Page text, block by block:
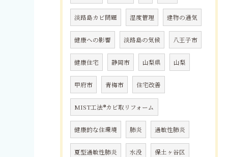
淡路島カビ問題 湿度管理 建物の通気
健康への影響 淡路島の気候 八王子市
健康住宅 静岡市 山梨県 山梨
甲府市 青梅市 住宅改善
MIST工法®カビ取リフォーム
健康的な住環境 肺炎 過敏性肺炎
夏型過敏性肺炎 水没 保土ヶ谷区